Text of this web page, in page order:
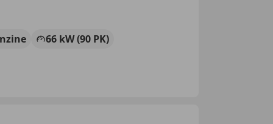
66 kW (90 PK)